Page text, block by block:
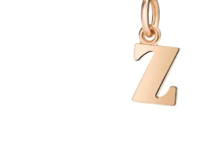
ROLEX CERTIFIED PRE-OWNED